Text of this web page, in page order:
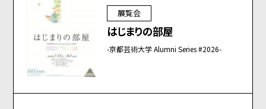
展覧会
はじまりの部屋
-京都芸術大学 Alumni Series #2026-